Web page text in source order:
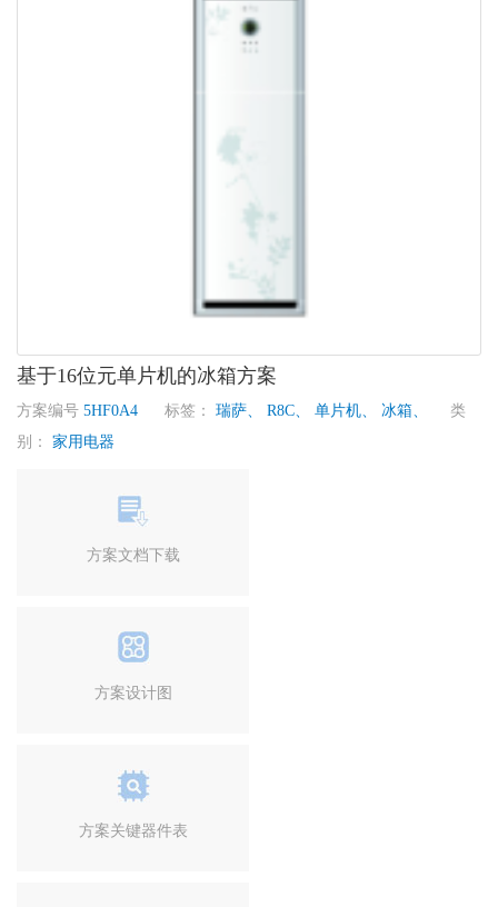
基于16位元单片机的冰箱方案
方案编号 5HF0A4 标签： 瑞萨、 R8C、 单片机、 冰箱、
类
别： 家用电器
方案文档下载
方案设计图
方案关键器件表